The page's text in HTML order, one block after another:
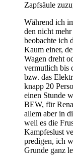
Zapfsäule
Während ich
den nicht
beobachte ich
Kaum einer,
Wagen dreht
vermutlich bis
bzw. das
knapp 20
einen Stunde
BEW, für
allem aber in
weil es die
Kampfeslust
predigen, ich
Grunde ganz